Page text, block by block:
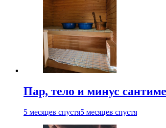
Пар, тело и минус
5 месяцев спустя5 месяцев спустя